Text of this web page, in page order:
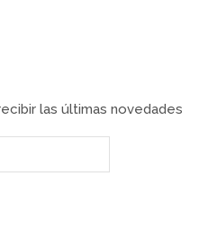
las últimas novedades